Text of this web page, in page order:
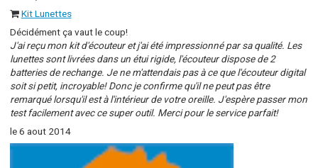
Kit Lunettes
Décidément ça vaut le coup!
J'ai reçu mon kit d'écouteur et j'ai été impressionné par sa qualité. Les
lunettes sont livrées dans un étui rigide, l'écouteur dispose de 2
batteries de rechange. Je ne m'attendais pas à ce que l'écouteur digital
soit si petit, incroyable! Donc je confirme qu'il ne peut pas être
remarqué lorsqu'il est à l'intérieur de votre oreille. J'espère passer mon
test facilement avec ce super outil. Merci pour le service parfait!
le 6 aout 2014